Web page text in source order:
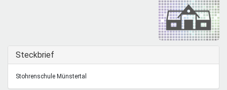
Mentoren & Projekte
Ausblenden
Steckbrief
Stohrenschule Münstertal